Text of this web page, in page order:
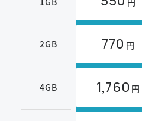
2GB 770 円
4GB 1,760 円